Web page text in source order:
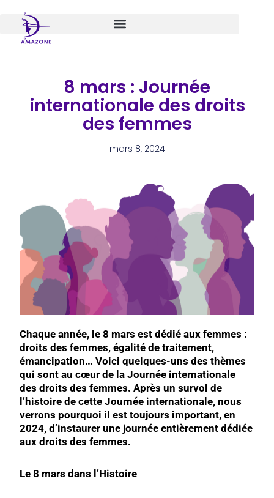
contenu
8 mars : Journée
internationale des droits
des femmes
mars 8, 2024
Chaque année, le 8 mars est dédié aux femmes :
droits des femmes, égalité de traitement,
émancipation… Voici quelques-uns des thèmes
qui sont au cœur de la Journée internationale
des droits des femmes. Après un survol de
l’histoire de cette Journée internationale, nous
verrons pourquoi il est toujours important, en
2024, d’instaurer une journée entièrement dédiée
aux droits des femmes.
Le 8 mars dans l’Histoire